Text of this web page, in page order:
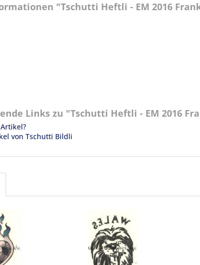
"Tschutti Heftli - EM 2016
Links zu "Tschutti Heftli - EM 2016
von Tschutti Bildli